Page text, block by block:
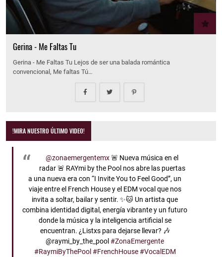
Gerina - Me Faltas Tu
Gerina - Me Faltas Tu Lejos de ser una balada romántica
convencional, Me faltas Tú…
!MIRA NUESTRO ÚLTIMO VIDEO!
@zonaemergentemx🚨 Nueva música en el
radar 🚨 RAYmi by the Pool nos abre las puertas
a una nueva era con “I Invite You to Feel Good”, un
viaje entre el French House y el EDM vocal que nos
invita a soltar, bailar y sentir. ✨🐱 Un artista que
combina identidad digital, energía vibrante y un futuro
donde la música y la inteligencia artificial se
encuentran. ¿Listxs para dejarse llevar? 🎶
@raymi_by_the_pool#ZonaEmergente
#RaymiByThePool #FrenchHouse #VocalEDM